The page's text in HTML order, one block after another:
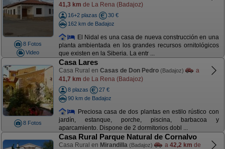
8 Fotos
Video
41,3 km de La Rena (Badajoz)
16+2 plazas
30 €
162 km de Badajoz
El Nidal es una casa de nueva construcción en una
planta ambientada en los grandes recursos ornitológicos
que existen en la Siberia. La entr ...
8 Fotos
Casa Lares
Casa Rural en Casas de Don Pedro (Badajoz)
a
41,7 km de La Rena (Badajoz)
8 plazas
27 €
90 km de Badajoz
Preciosa casa de dos plantas en estilo rústico con
jardín, estanque, porche, piscina, barbacoa y
aparcamiento. Dispone de 2 dormitorios dobl ...
Casa Rural Parque Natural de Cornalvo
Casa Rural en Mirandilla (Badajoz) a 42,2 km de